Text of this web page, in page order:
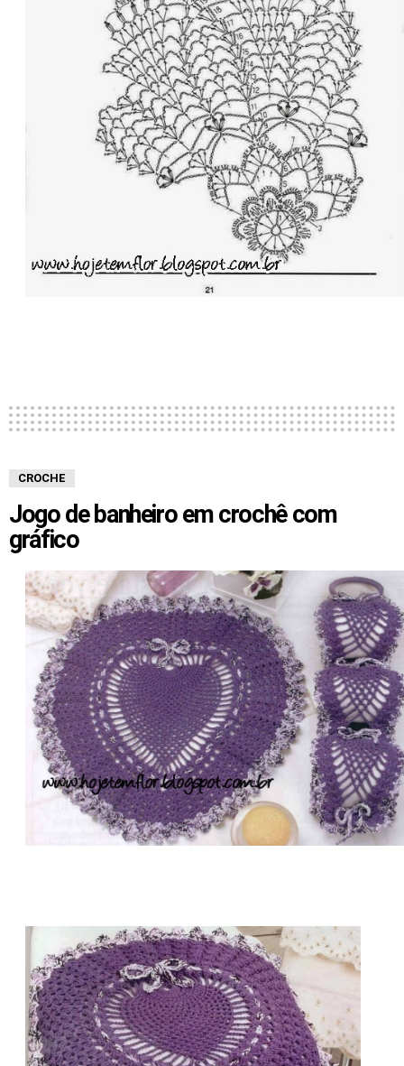
CROCHE
Jogo de banheiro em crochê com
gráfico